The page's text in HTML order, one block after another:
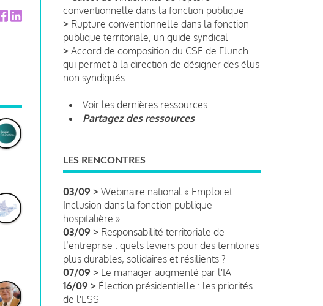
conventionnelle dans la fonction publique
> Rupture conventionnelle dans la fonction
publique territoriale, un guide syndical
> Accord de composition du CSE de Flunch
qui permet à la direction de désigner des élus
non syndiqués
Voir les dernières ressources
Partagez des ressources
LES RENCONTRES
03/09 > Webinaire national « Emploi et
Inclusion dans la fonction publique
hospitalière »
03/09 > Responsabilité territoriale de
l’entreprise : quels leviers pour des territoires
plus durables, solidaires et résilients ?
07/09 > Le manager augmenté par l'IA
16/09 > Élection présidentielle : les priorités
de l'ESS